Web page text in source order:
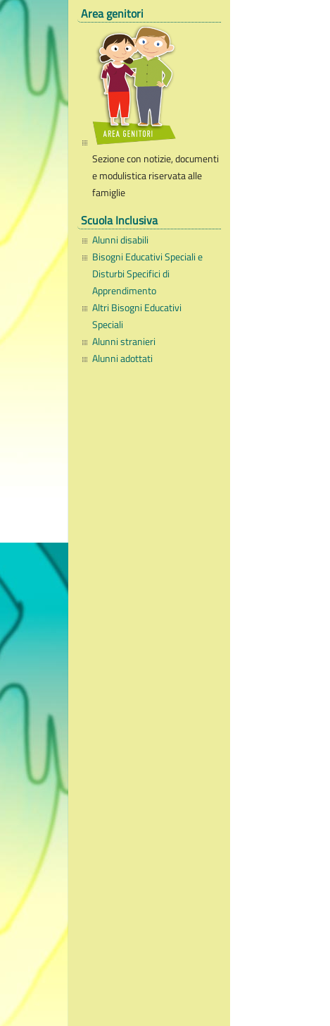
Area genitori
Sezione con notizie, documenti
e modulistica riservata alle
famiglie
Scuola Inclusiva
Alunni disabili
Bisogni Educativi Speciali e
Disturbi Specifici di
Apprendimento
Altri Bisogni Educativi
Speciali
Alunni stranieri
Alunni adottati